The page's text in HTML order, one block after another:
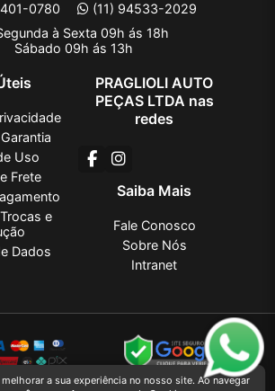
0780
(11) 94533-2029
à Sexta 09h ás 18h
Sábado 09h ás 13h
Uso
Frete
e
Dados
PRAGLIOLI AUTO
PEÇAS LTDA nas
redes
Saiba Mais
Fale Conosco
Sobre Nós
Intranet
a sua experiência no nosso site. Ao navegar